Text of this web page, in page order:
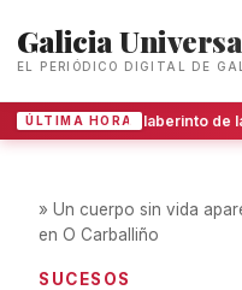
Galicia
EL PERIÓDICO DIGITAL DE
ÚLTIMA HORA
» Un cuerpo sin vida
en O Carballiño
SUCESOS